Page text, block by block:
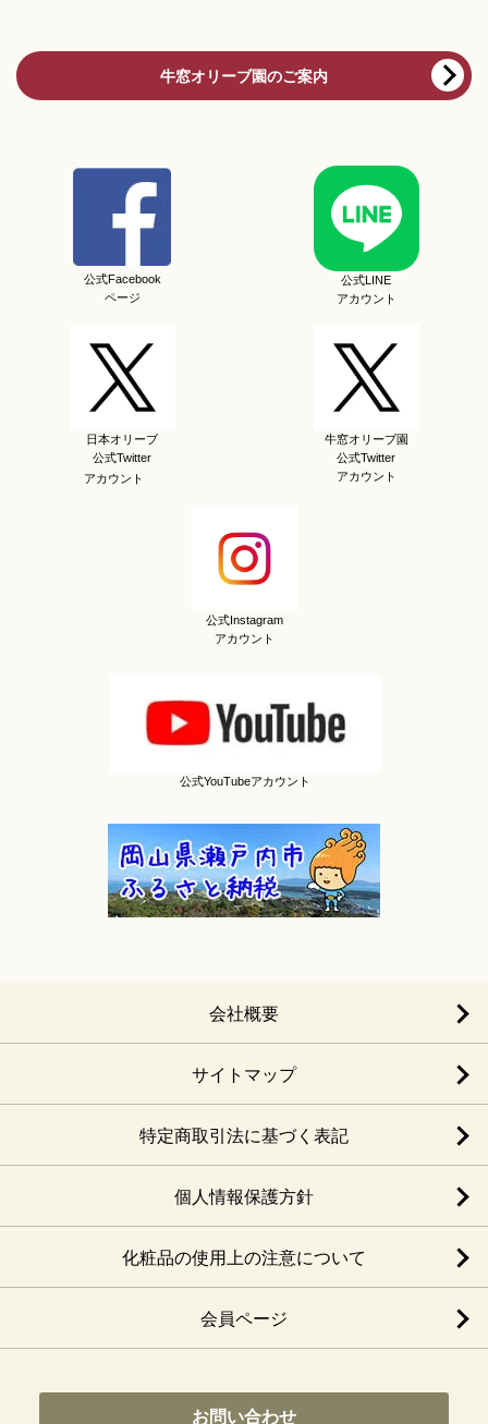
牛窓オリーブ園のご案内
公式Facebook
ページ
公式LINE
アカウント
日本オリーブ
公式Twitter
アカウント
牛窓オリーブ園
公式Twitter
アカウント
公式Instagram
アカウント
公式YouTubeアカウント
会社概要
サイトマップ
特定商取引法に基づく表記
個人情報保護方針
化粧品の使用上の注意について
会員ページ
お問い合わせ